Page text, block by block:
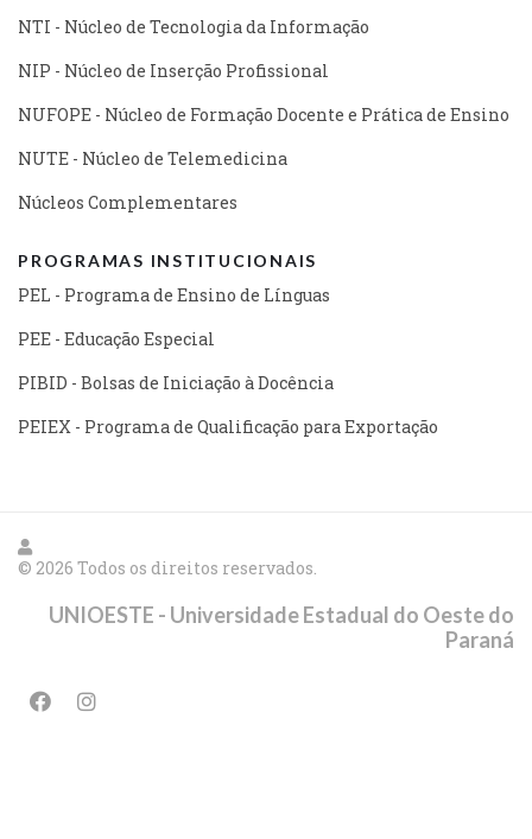
NTI - Núcleo de Tecnologia da Informação
NIP - Núcleo de Inserção Profissional
NUFOPE - Núcleo de Formação Docente e Prática de Ensino
NUTE - Núcleo de Telemedicina
Núcleos Complementares
PROGRAMAS INSTITUCIONAIS
PEL - Programa de Ensino de Línguas
PEE - Educação Especial
PIBID - Bolsas de Iniciação à Docência
PEIEX - Programa de Qualificação para Exportação
© 2026 Todos os direitos reservados.
UNIOESTE - Universidade Estadual do Oeste do
Paraná